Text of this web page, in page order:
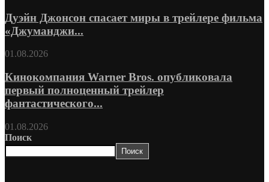
Дуэйн Джонсон спасает миры в трейлере фильма
«Джуманджи...
01.08.2026
Кинокомпания Warner Bros. опубликовала
первый полноценный трейлер
фантастического...
01.08.2026
Поиск
Поиск